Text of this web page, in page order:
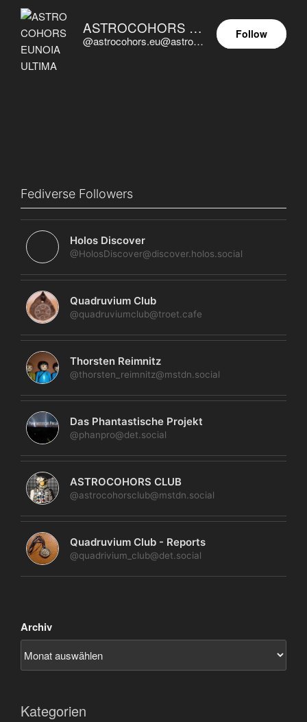
ASTROCOHORS EUNOIA ULTIMA
@astrocohors.eu@astrocohors.eu
Follow
Fediverse Followers
Holos Discover
@HolosDiscover@discover.holos.social
Quadruvium Club
@quadruviumclub@troet.cafe
Thorsten Reimnitz
@thorsten_reimnitz@mstdn.social
Das Phantastische Projekt
@phanpro@det.social
ASTROCOHORS CLUB
@astrocohorsclub@mstdn.social
Quadruvium Club - Reports
@quadrivium_club@det.social
Archiv
Kategorien